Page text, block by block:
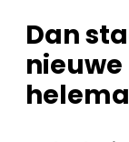
Privacy /
story
Modulair
Dan